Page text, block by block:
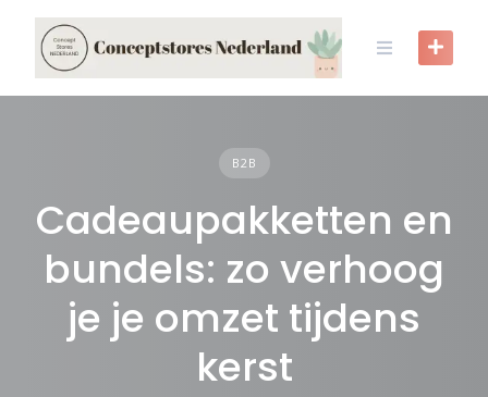
content
B2B
Cadeaupakketten en
bundels: zo verhoog
je je omzet tijdens
kerst